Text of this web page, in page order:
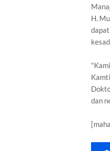
H.
dan